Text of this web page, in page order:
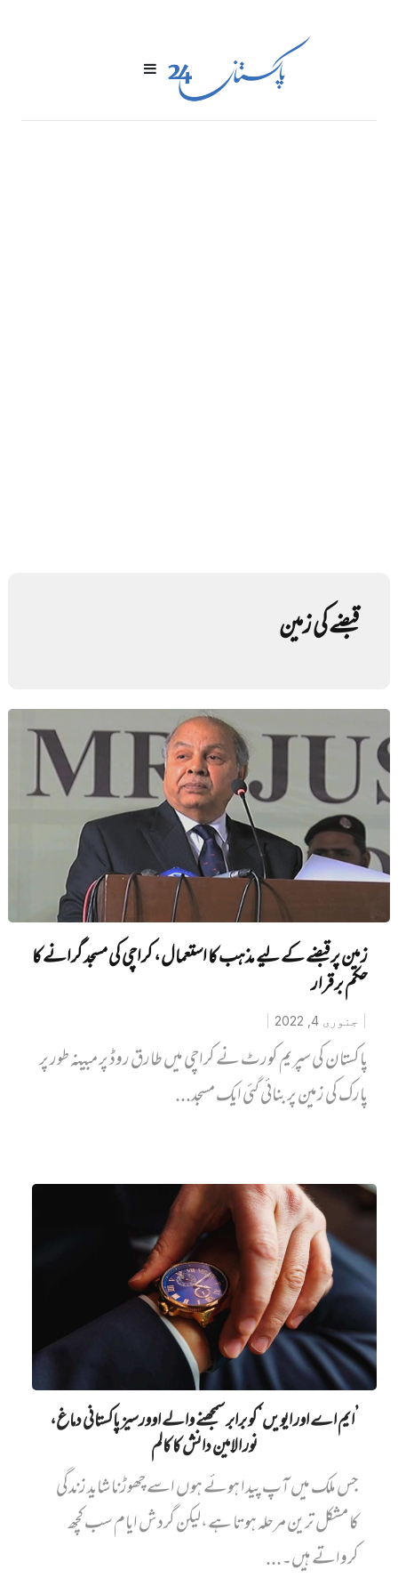
قبضے کی زمین
زمین پر قبضے کے لیے مذہب کا استعمال، کراچی کی مسجد گرانے کا
حکم برقرار
جنوری 4, 2022
پاکستان کی سپریم کورٹ نے کراچی میں طارق روڈ پر مبینہ طور پر
پارک کی زمین پر بنائی گئی ایک مسجد...
’ایم اے اور ایویں‌‘ کو برابر سمجھنے والے اوورسیز پاکستانی دماغ،
نور الامین دانش کا کالم
جس ملک میں آپ پیدا ہوئے ہوں اسے چھوڑنا شاید زندگی
کا مشکل ترین مرحلہ ہوتا ہے،لیکن گردش ایام سب کچھ
کرواتے ہیں۔...